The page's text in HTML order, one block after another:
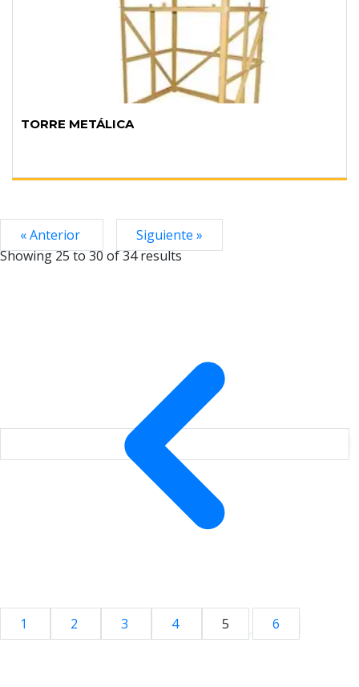
TORRE METÁLICA
« Anterior
Siguiente »
Showing25to30of34results
1 2 3 4 5 6